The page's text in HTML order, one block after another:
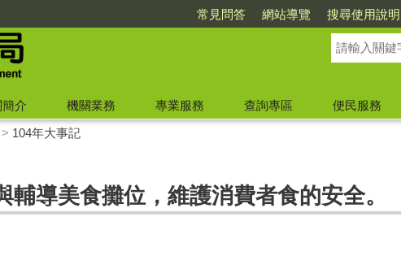
常見問答 網站導覽 搜尋使用說明
介 機關業務 專業服務 查詢專區 便民服務
104年大事記
導美食攤位，維護消費者食的安全。